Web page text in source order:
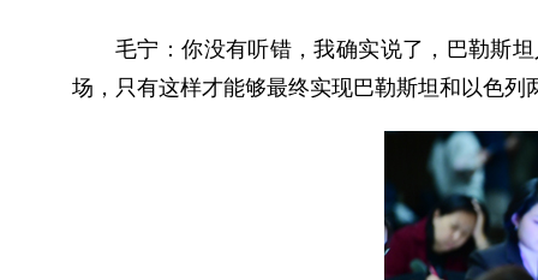
毛宁：你没有听错，我确实说了，巴勒斯
场，只有这样才能够最终实现巴勒斯坦和以色